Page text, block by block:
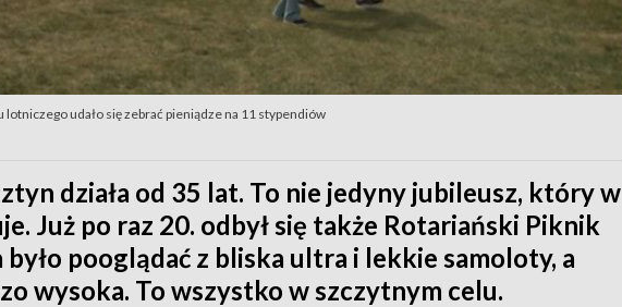
lotniczego udało się zebrać pieniądze na 11 stypendiów
działa od 35 lat. To nie jedyny jubileusz, który w
Już po raz 20. odbył się także Rotariański Piknik
pooglądać z bliska ultra i lekkie samoloty, a
wysoka. To wszystko w szczytnym celu.